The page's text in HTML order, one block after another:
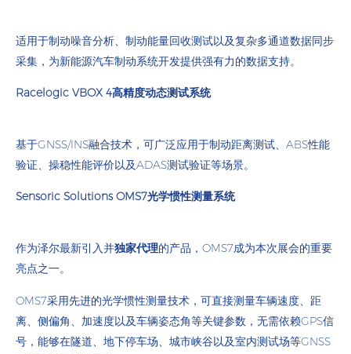
适用于制动噪音分析、制动能量回收测试以及复杂多通道数据同步
采集，为新能源汽车制动系统开发提供强有力的数据支持。
Racelogic VBOX 4高精度动态测试系统
基于GNSS/INS融合技术，可广泛应用于制动距离测试、ABS性能
验证、操稳性能评价以及ADAS测试验证等场景。
Sensoric Solutions OMS7光学惯性测量系统
作为泽尔最新引入并独家代理的产品，OMS7成为本次展会的重要
亮点之一。
OMS7采用先进的光学惯性测量技术，可直接测量车辆速度、距
离、侧偏角、加速度以及车辆姿态角等关键参数，无需依赖GPS信
号，能够在隧道、地下停车场、城市峡谷以及室内测试场等GNSS